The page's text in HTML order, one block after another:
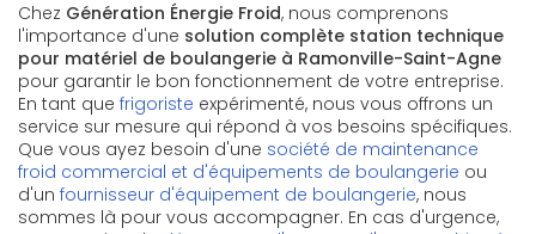
Chez Génération Énergie Froid, nous comprenons
l'importance d'une solution complète station technique
pour matériel de boulangerie à Ramonville-Saint-Agne
pour garantir le bon fonctionnement de votre entreprise.
En tant que frigoriste expérimenté, nous vous offrons un
service sur mesure qui répond à vos besoins spécifiques.
Que vous ayez besoin d'une société de maintenance
froid commercial et d'équipements de boulangerie ou
d'un fournisseur d'équipement de boulangerie, nous
sommes là pour vous accompagner. En cas d'urgence,